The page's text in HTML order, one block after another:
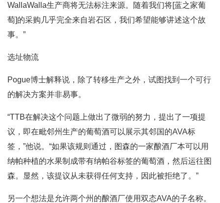
WallaWalla生产商将无法标注来源。随着我们将[蓝之家葡
萄]的采购几乎完全来自岩石区，我们希望能够讲述这个故
事。”
选址物流
Pogue博士解释说，除了转移生产之外，试图找到一个可行
的解决方案并非易事。
“TTB在解决这个问题上做出了微弱的努力，提出了一项提
议，即在毗邻州生产的葡萄酒可以展示其邻国的AVA标
签，”他说。“如果该规则通过，图森的一家酿酒厂本可以用
纳帕种植的水果制成带有纳帕谷标签的葡萄酒，然后运往图
森。显然，该提议从未获得任何支持，因此被拒绝了。”
另一个想法是允许两个州的酿酒厂使用双态AVA的子名称。